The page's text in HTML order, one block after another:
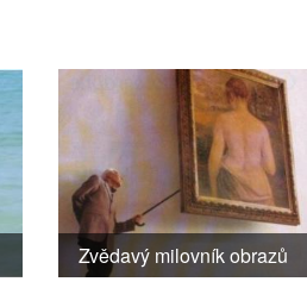
Zvědavý milovník obrazů